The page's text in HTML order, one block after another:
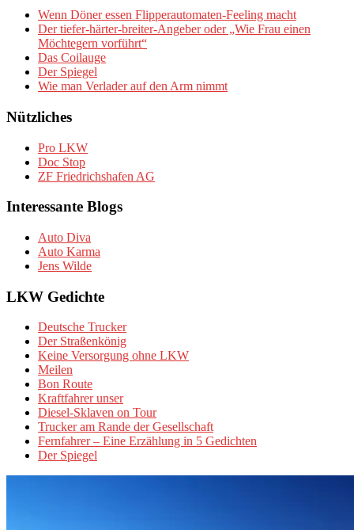
Wenn Döner essen Flipperautomaten-Feeling macht
Der tiefer-härter-breiter-Angeber oder „Wie Frau einen
Möchtegern vorführt“
Das Coilauge
Der Spiegel
Wie man Verlader auf den Arm nimmt
Nützliches
Pro LKW
Doc Stop
ZF Friedrichshafen AG
Interessante Blogs
Auto Diva
Auto Karma
Jens Wilde
LKW Gedichte
Deutsche Trucker
Der Straßenkönig
Keine Versorgung ohne LKW
Meilen
Bon Route
Kraftfahrer unser
Diesel-Sklaven on Tour
Trucker am Rande der Gesellschaft
Fernfahrer – Eine Erzählung in 5 Gedichten
Der Spiegel